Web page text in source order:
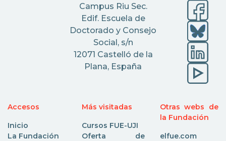
Campus Riu Sec.
Edif. Escuela de
Doctorado y Consejo
Social, s/n
12071 Castelló de la
Plana, España
Accesos
Inicio
La Fundación
Más visitadas
Cursos FUE-UJI
Oferta de
Otras webs de
la Fundación
elfue.com